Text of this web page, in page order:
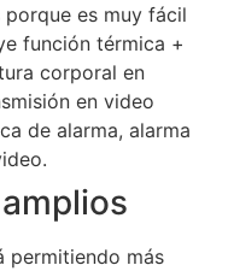
es muy fácil
función térmica +
corporal en
en video
de alarma, alarma
permitiendo más